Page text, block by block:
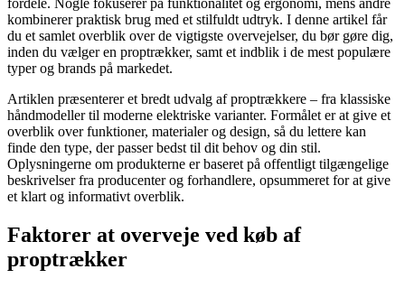
kombinerer praktisk brug med et stilfuldt udtryk. I denne artikel får
du et samlet overblik over de vigtigste overvejelser, du bør gøre dig,
inden du vælger en proptrækker, samt et indblik i de mest populære
typer og brands på markedet.
Artiklen præsenterer et bredt udvalg af proptrækkere – fra klassiske
håndmodeller til moderne elektriske varianter. Formålet er at give et
overblik over funktioner, materialer og design, så du lettere kan
finde den type, der passer bedst til dit behov og din stil.
Oplysningerne om produkterne er baseret på offentligt tilgængelige
beskrivelser fra producenter og forhandlere, opsummeret for at give
et klart og informativt overblik.
Faktorer at overveje ved køb af
proptrækker